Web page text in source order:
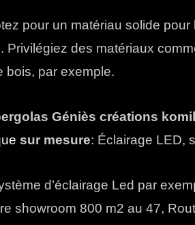
pour un matériau solide
Privilégiez des matériaux
bois, par exemple.
Géniès créations
sur mesure: Éclairage LED,
d’éclairage Led par
showroom 800 m2 au 47,